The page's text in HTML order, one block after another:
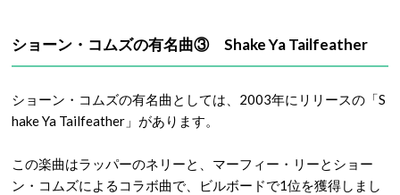
ショーン・コムズの有名曲③ Shake Ya Tailfeather
ショーン・コムズの有名曲としては、2003年にリリースの「S
hake Ya Tailfeather」があります。
この楽曲はラッパーのネリーと、マーフィー・リーとショー
ン・コムズによるコラボ曲で、ビルボードで1位を獲得しまし